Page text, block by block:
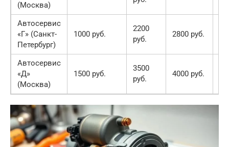
(Москва)
Автосервис
«Г» (Санкт-
Петербург)
1000 руб.
2200
руб.
2800 руб.
Автосервис
«Д»
(Москва)
1500 руб.
3500
руб.
4000 руб.